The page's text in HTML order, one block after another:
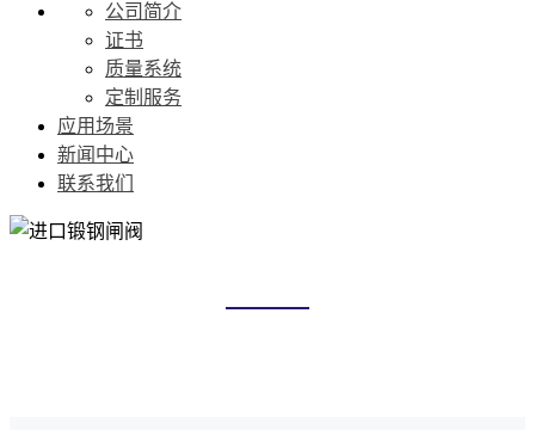
公司简介
证书
质量系统
定制服务
应用场景
新闻中心
联系我们